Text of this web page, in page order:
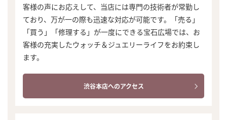
客様の声にお応えして、当店には専門の技術者が常勤し
ており、万が一の際も迅速な対応が可能です。「売る」
「買う」「修理する」が一度にできる宝石広場では、お
客様の充実したウォッチ＆ジュエリーライフをお約束し
ます。
渋谷本店へのアクセス